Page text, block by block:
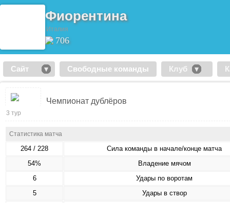
Фиорентина
Италия
706
Сайт Свободные команды Клуб
Чемпионат дублёров
3 тур
Статистика матча
264 / 228
Сила команды в начале/конце матча
54%
Владение мячом
6
Удары по воротам
5
Удары в створ